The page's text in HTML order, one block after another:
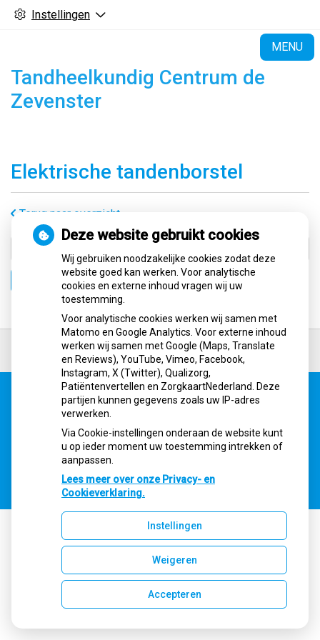
Instellingen
MENU
Tandheelkundig Centrum de
Zevenster
Elektrische tandenborstel
Terug naar overzicht
Zoeken
de
Uw Zorg Online
Privacy verklaring
Deze website gebruikt cookies
Wij gebruiken noodzakelijke cookies zodat deze
website goed kan werken. Voor analytische
cookies en externe inhoud vragen wij uw
toestemming.
Voor analytische cookies werken wij samen met
Matomo en Google Analytics. Voor externe inhoud
werken wij samen met Google (Maps, Translate
en Reviews), YouTube, Vimeo, Facebook,
Instagram, X (Twitter), Qualizorg,
Patiëntenvertellen en ZorgkaartNederland. Deze
partijen kunnen gegevens zoals uw IP-adres
verwerken.
Via Cookie-instellingen onderaan de website kunt
u op ieder moment uw toestemming intrekken of
aanpassen.
Lees meer over onze Privacy- en
Cookieverklaring.
Instellingen
Weigeren
Accepteren